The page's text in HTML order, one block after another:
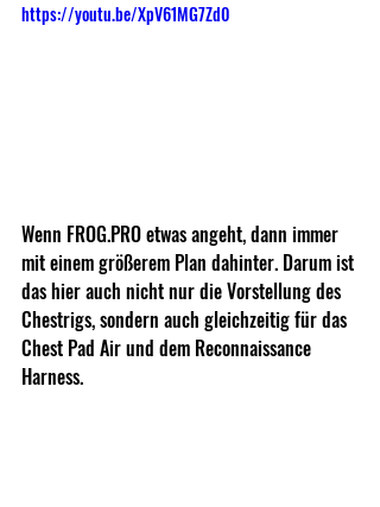
https://youtu.be/XpV61MG7Zd0
Wenn FROG.PRO etwas angeht, dann immer
mit einem größerem Plan dahinter. Darum ist
das hier auch nicht nur die Vorstellung des
Chestrigs, sondern auch gleichzeitig für das
Chest Pad Air und dem Reconnaissance
Harness.